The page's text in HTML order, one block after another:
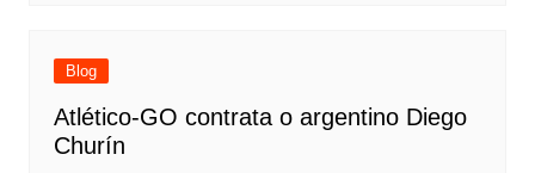
Blog
Atlético-GO contrata o argentino Diego
Churín